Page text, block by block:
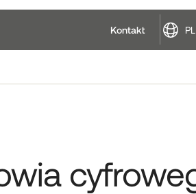
Kontakt PL